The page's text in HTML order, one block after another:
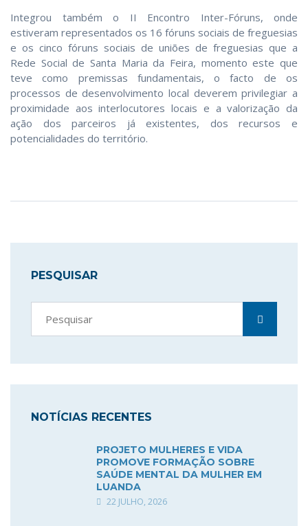
Integrou também o II Encontro Inter-Fóruns, onde
estiveram representados os 16 fóruns sociais de freguesias
e os cinco fóruns sociais de uniões de freguesias que a
Rede Social de Santa Maria da Feira, momento este que
teve como premissas fundamentais, o facto de os
processos de desenvolvimento local deverem privilegiar a
proximidade aos interlocutores locais e a valorização da
ação dos parceiros já existentes, dos recursos e
potencialidades do território.
PESQUISAR
NOTÍCIAS RECENTES
PROJETO MULHERES E VIDA
PROMOVE FORMAÇÃO SOBRE
SAÚDE MENTAL DA MULHER EM
LUANDA
22 JULHO, 2026